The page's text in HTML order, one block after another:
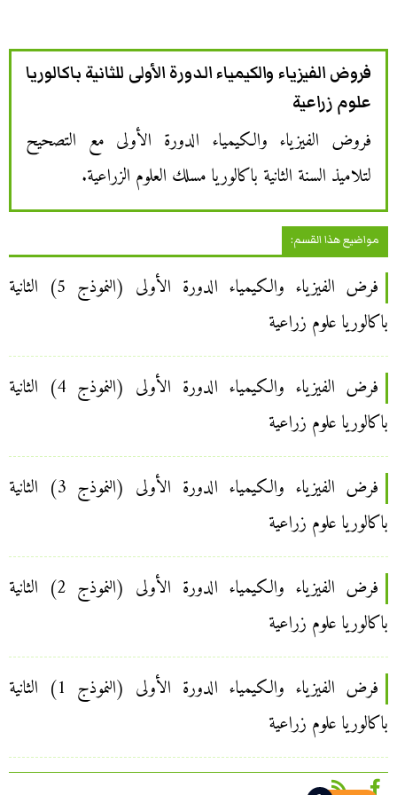
فروض الفيزياء والكيمياء الدورة الأولى للثانية باكالوريا
علوم زراعية
فروض الفيزياء والكيمياء الدورة الأولى مع التصحيح
لتلاميذ السنة الثانية باكالوريا مسلك العلوم الزراعية.
مواضيع هذا القسم:
فرض الفيزياء والكيمياء الدورة الأولى (النموذج 5) الثانية
باكالوريا علوم زراعية
فرض الفيزياء والكيمياء الدورة الأولى (النموذج 4) الثانية
باكالوريا علوم زراعية
فرض الفيزياء والكيمياء الدورة الأولى (النموذج 3) الثانية
باكالوريا علوم زراعية
فرض الفيزياء والكيمياء الدورة الأولى (النموذج 2) الثانية
باكالوريا علوم زراعية
فرض الفيزياء والكيمياء الدورة الأولى (النموذج 1) الثانية
باكالوريا علوم زراعية